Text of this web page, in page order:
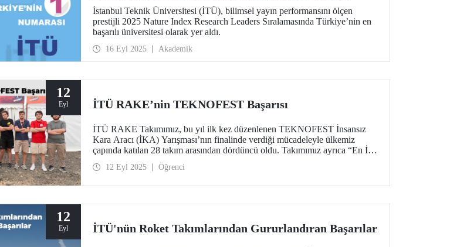
İstanbul Teknik Üniversitesi (İTÜ), bilimsel yayın performansını ölçen
prestijli 2025 Nature Index Research Leaders Sıralamasında Türkiye’nin en
başarılı üniversitesi olarak yer aldı.
16 Eyl 2025 Akademik
12
Eyl İTÜ RAKE’nin TEKNOFEST Başarısı
İTÜ RAKE Takımımız, bu yıl ilk kez düzenlenen TEKNOFEST İnsansız
Kara Aracı (İKA) Yarışması’nın finalinde verdiği mücadeleyle ülkemiz
çapında katılan 28 takım arasından dördüncü oldu. Takımımız ayrıca “En İyi
Tasarım” ödülüne layık görüldü.
12 Eyl 2025 Öğrenci
12
Eyl İTÜ'nün Roket Takımlarından Gururlandıran Başarılar